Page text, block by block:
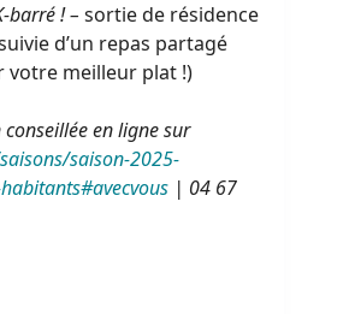
barré ! – sortie de résidence
d’un repas partagé
votre meilleur plat !)
en ligne sur
saison-2025-
| 04 67